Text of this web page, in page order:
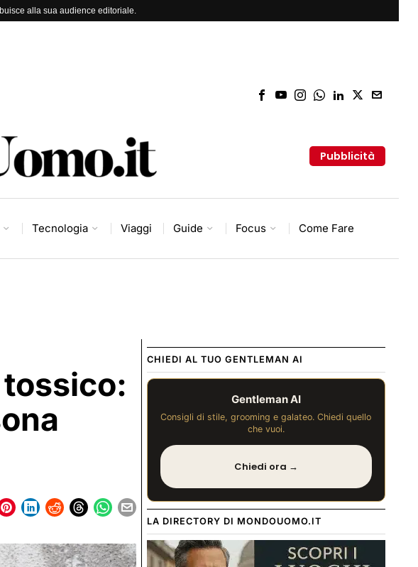
alla sua audience editoriale.
Pubblicità
Tecnologia Viaggi Guide Focus Come Fare
tossico:
CHIEDI AL TUO GENTLEMAN AI
Gentleman AI
Consigli di stile, grooming e galateo. Chiedi quello
che vuoi.
Chiedi ora →
LA DIRECTORY DI MONDOUOMO.IT